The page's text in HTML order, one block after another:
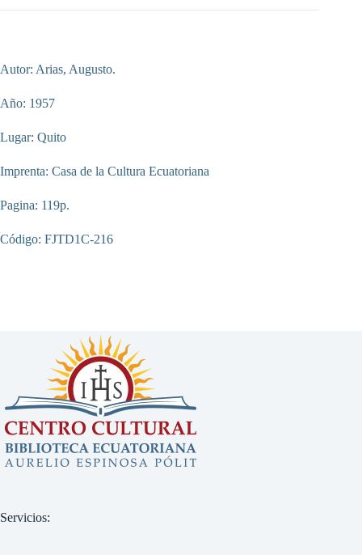
Autor: Arias, Augusto.
Año: 1957
Lugar: Quito
Imprenta: Casa de la Cultura Ecuatoriana
Pagina: 119p.
Código: FJTD1C-216
Servicios: